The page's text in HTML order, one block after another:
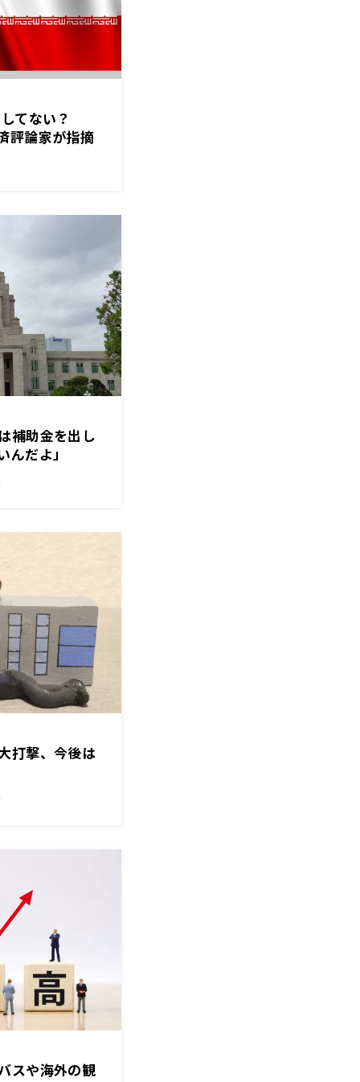
てない？
評論家が指摘
補助金を出し
んだよ」
打撃、今後は
スや海外の観